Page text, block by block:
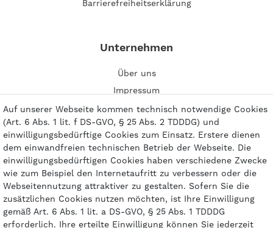
Barrierefreiheitserklärung
Unternehmen
Über uns
Impressum
Kontakt
Zahlungsarten
Auf unserer Webseite kommen technisch notwendige Cookies
(Art. 6 Abs. 1 lit. f DS-GVO, § 25 Abs. 2 TDDDG) und
einwilligungsbedürftige Cookies zum Einsatz. Erstere dienen
dem einwandfreien technischen Betrieb der Webseite. Die
einwilligungsbedürftigen Cookies haben verschiedene Zwecke
wie zum Beispiel den Internetaufritt zu verbessern oder die
Webseitennutzung attraktiver zu gestalten. Sofern Sie die
zusätzlichen Cookies nutzen möchten, ist Ihre Einwilligung
gemäß Art. 6 Abs. 1 lit. a DS-GVO, § 25 Abs. 1 TDDDG
erforderlich. Ihre erteilte Einwilligung können Sie jederzeit